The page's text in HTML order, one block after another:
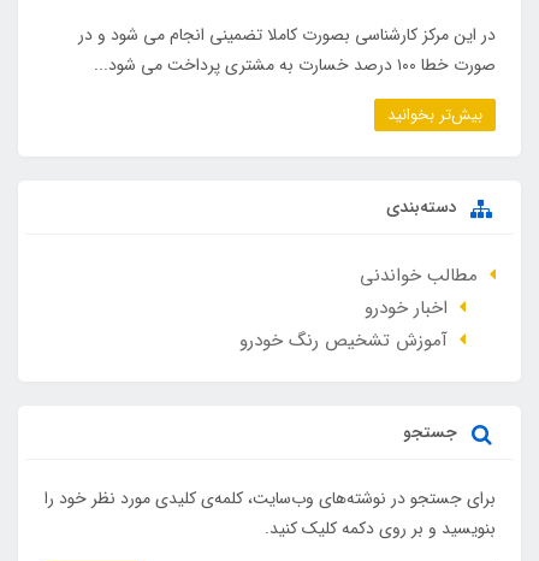
در این مرکز کارشناسی بصورت کاملا تضمینی انجام می شود و در
صورت خطا ۱۰۰ درصد خسارت به مشتری پرداخت می شود...
بیش‌تر بخوانید
دسته‌بندی
مطالب خواندنی
اخبار خودرو
آموزش تشخیص رنگ خودرو
جستجو
برای جستجو در نوشته‌های وب‌سایت، کلمه‌ی کلیدی مورد نظر خود را
بنویسید و بر روی دکمه کلیک کنید.